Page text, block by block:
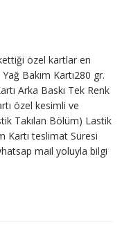
özel kartlar en
Bakım Kartı280 gr.
Arka Baskı Tek Renk
özel kesimli ve
Takılan Bölüm) Lastik
Kartı teslimat Süresi
mail yoluyla bilgi